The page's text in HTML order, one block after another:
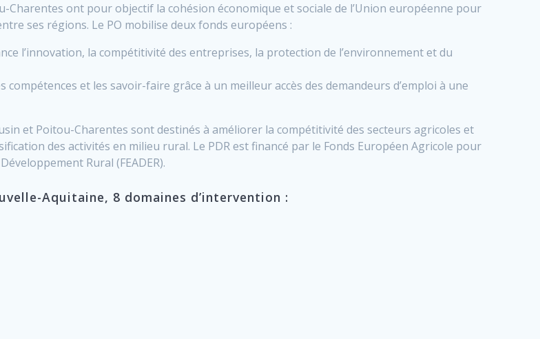
ont pour objectif la cohésion économique et sociale de l’Union européenne pour
ses régions. Le PO mobilise deux fonds européens :
l’innovation, la compétitivité des entreprises, la protection de l’environnement et du
et les savoir-faire grâce à un meilleur accès des demandeurs d’emploi à une
et Poitou-Charentes sont destinés à améliorer la compétitivité des secteurs agricoles et
des activités en milieu rural. Le PDR est financé par le Fonds Européen Agricole pour
Rural (FEADER).
Aquitaine, 8 domaines d’intervention :